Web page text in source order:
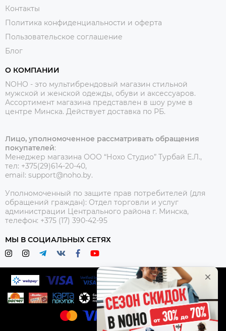
Контакты
Политика конфиденциальности и оферта
Пользовательское соглашение
Блог
О КОМПАНИИ
NOHO - это мультибрендовый магазин стильной
мужской и женской одежды, обуви и аксессуаров.
Ассортимент магазина представлен в шоу руме в
центре Минска. Действует доставка по РБ.
Лицо, уполномоченное рассматривать обращения
покупателей:
Менеджер магазина ООО “Нохо Студио” Турбай Е.Л.,
тел: +375(29)614-20-40,
email: support@noho.by.
Уполномоченный по защите прав потребителей (для
обращений граждан): Отдел торговли и услуг
администрации Центрального района г. Минска,
телефон: +375 (17) 390-42-95
МЫ В СОЦИАЛЬНЫХ СЕТЯХ